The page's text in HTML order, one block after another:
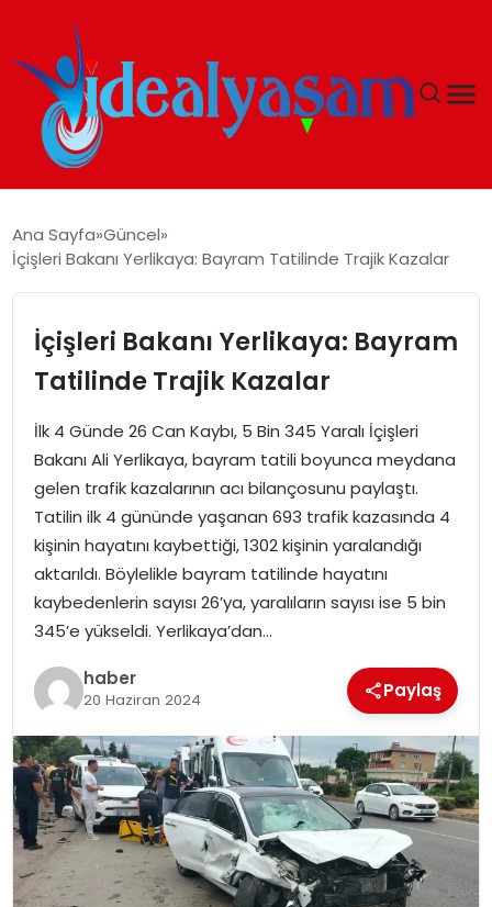
GÜNDEM
EKONOMI
İDEAL YAŞAM
İDEAL SPOR
YAŞAM
MAGAZIN
SAĞLIK
SOSYAL HABER
Ana Sayfa Güncel
İçişleri Bakanı Yerlikaya: Bayram Tatilinde Trajik Kazalar
İçişleri Bakanı Yerlikaya: Bayram
Tatilinde Trajik Kazalar
İlk 4 Günde 26 Can Kaybı, 5 Bin 345 Yaralı İçişleri
Bakanı Ali Yerlikaya, bayram tatili boyunca meydana
gelen trafik kazalarının acı bilançosunu paylaştı.
Tatilin ilk 4 gününde yaşanan 693 trafik kazasında 4
kişinin hayatını kaybettiği, 1302 kişinin yaralandığı
aktarıldı. Böylelikle bayram tatilinde hayatını
kaybedenlerin sayısı 26’ya, yaralıların sayısı ise 5 bin
345’e yükseldi. Yerlikaya’dan…
haber
20 Haziran 2024 Paylaş